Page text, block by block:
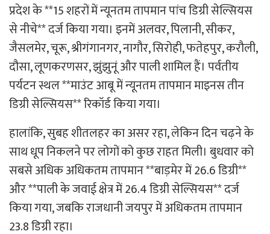
प्रदेश के **15 शहरों में न्यूनतम तापमान पांच डिग्री सेल्सियस
से नीचे** दर्ज किया गया। इनमें अलवर, पिलानी, सीकर,
जैसलमेर, चूरू, श्रीगंगानगर, नागौर, सिरोही, फतेहपुर, करौली,
दौसा, लूणकरणसर, झुंझुनूं और पाली शामिल हैं। पर्वतीय
पर्यटन स्थल **माउंट आबू में न्यूनतम तापमान माइनस तीन
डिग्री सेल्सियस** रिकॉर्ड किया गया।
हालांकि, सुबह शीतलहर का असर रहा, लेकिन दिन चढ़ने के
साथ धूप निकलने पर लोगों को कुछ राहत मिली। बुधवार को
सबसे अधिक अधिकतम तापमान **बाड़मेर में 26.6 डिग्री**
और **पाली के जवाई क्षेत्र में 26.4 डिग्री सेल्सियस** दर्ज
किया गया, जबकि राजधानी जयपुर में अधिकतम तापमान
23.8 डिग्री रहा।